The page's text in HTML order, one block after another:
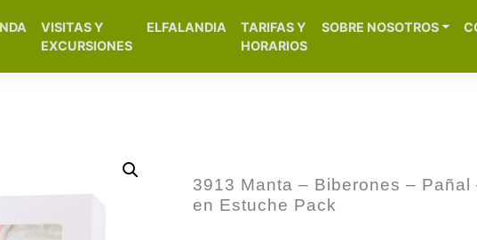
– Onil – Alicante
VISITAS Y
EXCURSIONES
ELFALANDIA
TARIFAS Y
HORARIOS
SOBRE NOSOTROS
3913 Manta – Biberones – Pañal
en Estuche Pack